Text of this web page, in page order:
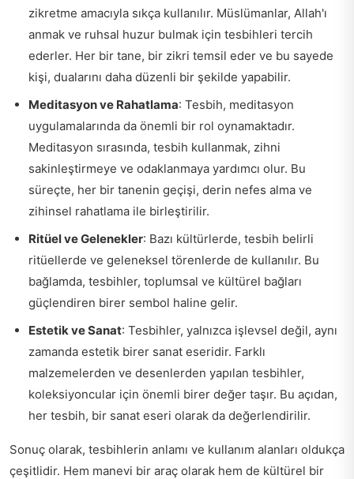
zikretme amacıyla sıkça kullanılır. Müslümanlar, Allah'ı
anmak ve ruhsal huzur bulmak için tesbihleri tercih
ederler. Her bir tane, bir zikri temsil eder ve bu sayede
kişi, dualarını daha düzenli bir şekilde yapabilir.
Meditasyon ve Rahatlama: Tesbih, meditasyon
uygulamalarında da önemli bir rol oynamaktadır.
Meditasyon sırasında, tesbih kullanmak, zihni
sakinleştirmeye ve odaklanmaya yardımcı olur. Bu
süreçte, her bir tanenin geçişi, derin nefes alma ve
zihinsel rahatlama ile birleştirilir.
Ritüel ve Gelenekler: Bazı kültürlerde, tesbih belirli
ritüellerde ve geleneksel törenlerde de kullanılır. Bu
bağlamda, tesbihler, toplumsal ve kültürel bağları
güçlendiren birer sembol haline gelir.
Estetik ve Sanat: Tesbihler, yalnızca işlevsel değil, aynı
zamanda estetik birer sanat eseridir. Farklı
malzemelerden ve desenlerden yapılan tesbihler,
koleksiyoncular için önemli birer değer taşır. Bu açıdan,
her tesbih, bir sanat eseri olarak da değerlendirilir.
Sonuç olarak, tesbihlerin anlamı ve kullanım alanları oldukça
çeşitlidir. Hem manevi bir araç olarak hem de kültürel bir